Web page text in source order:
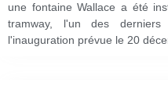
une fontaine Wallace a été
tramway, l'un des
l'inauguration prévue le 20